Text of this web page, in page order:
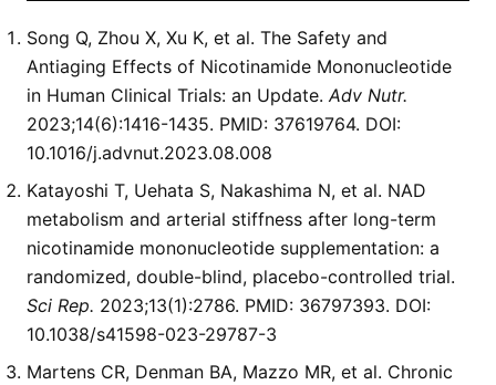
Song Q, Zhou X, Xu K, et al. The Safety and
Antiaging Effects of Nicotinamide Mononucleotide
in Human Clinical Trials: an Update.Adv Nutr.
2023;14(6):1416-1435. PMID: 37619764. DOI:
10.1016/j.advnut.2023.08.008
Katayoshi T, Uehata S, Nakashima N, et al. NAD
metabolism and arterial stiffness after long-term
nicotinamide mononucleotide supplementation: a
randomized, double-blind, placebo-controlled trial.
Sci Rep. 2023;13(1):2786. PMID: 36797393. DOI:
10.1038/s41598-023-29787-3
Martens CR, Denman BA, Mazzo MR, et al. Chronic